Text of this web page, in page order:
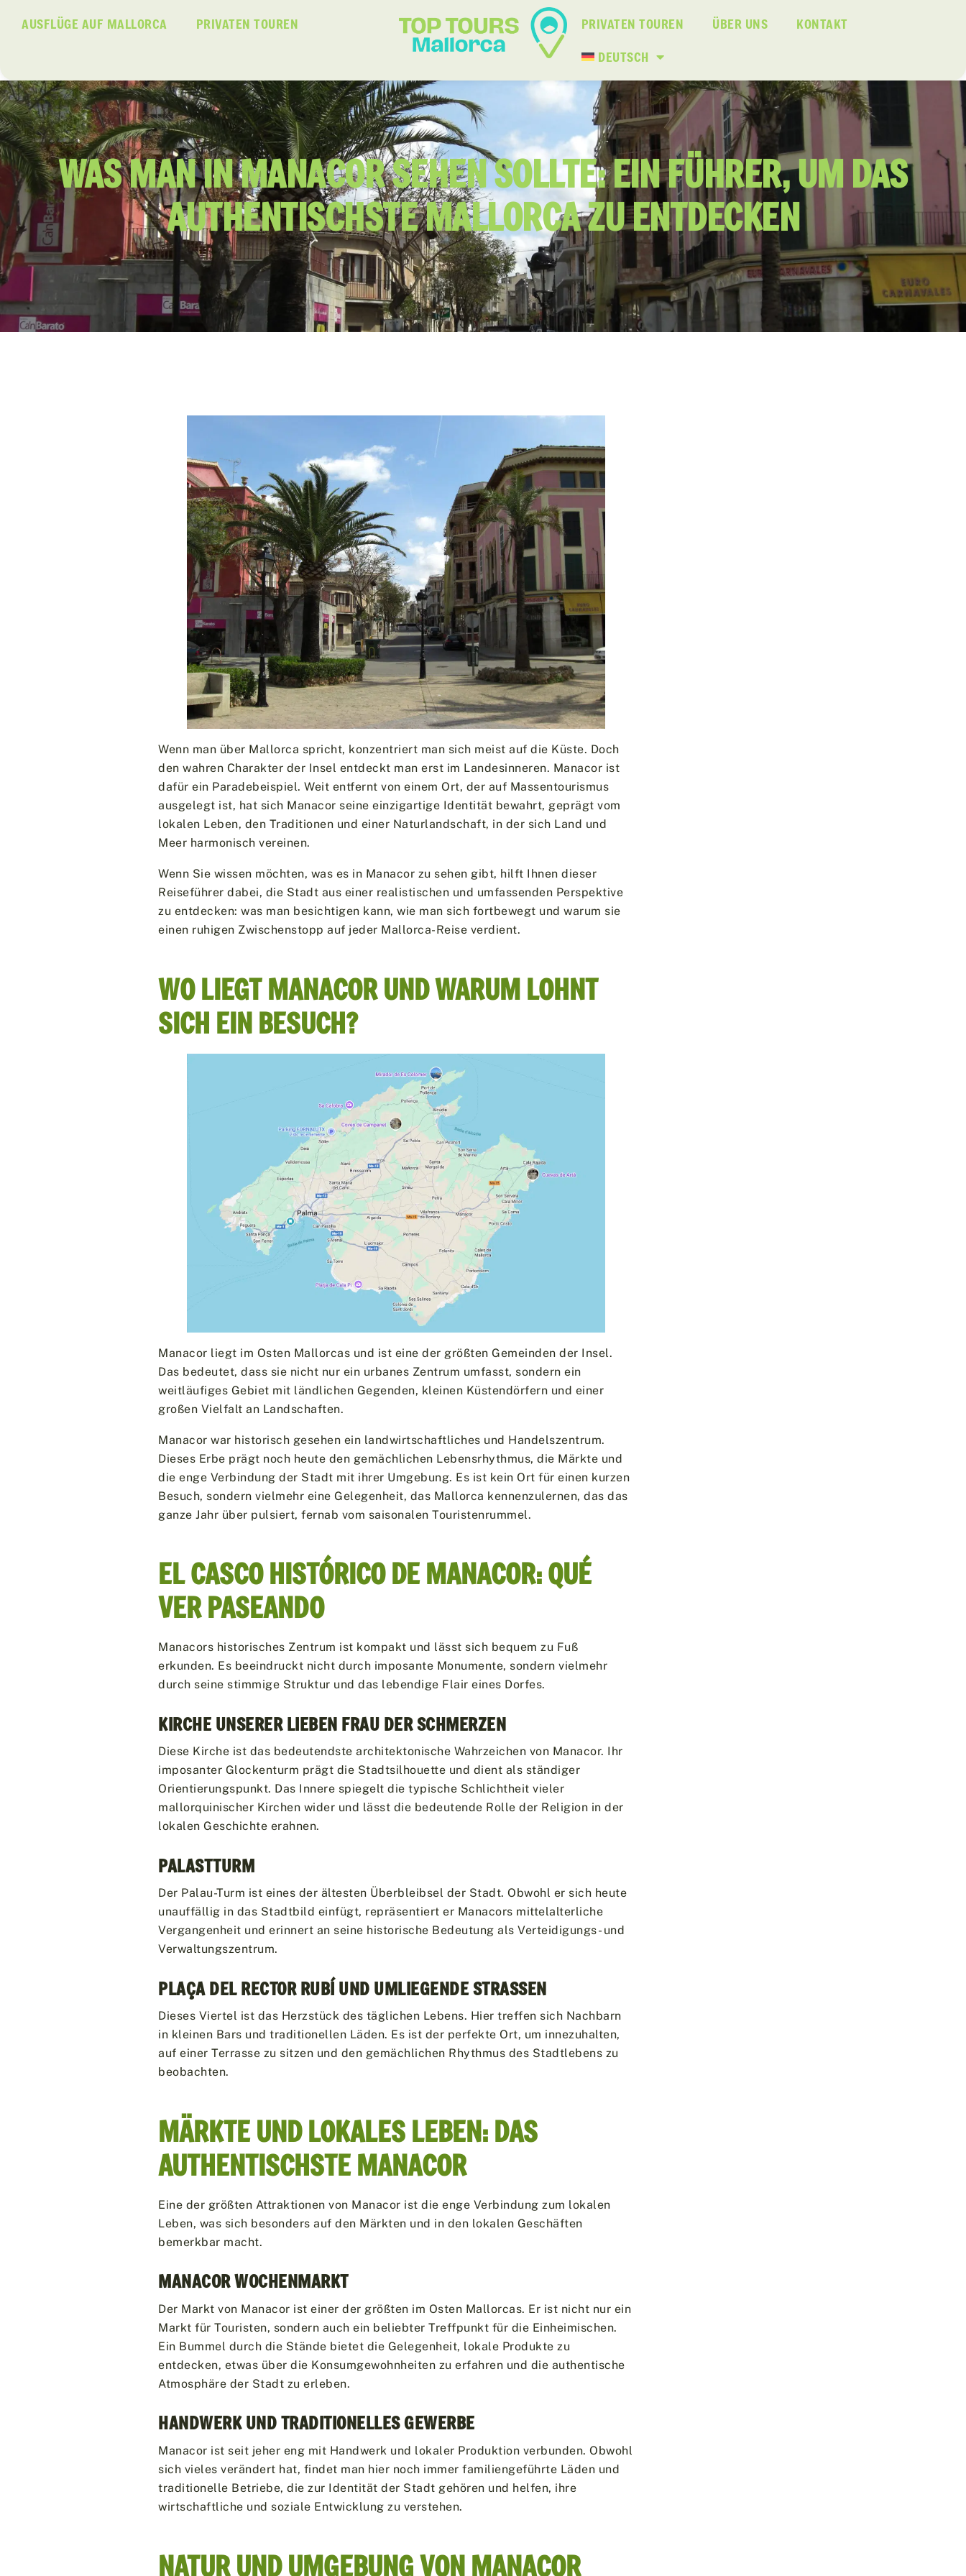
AUSFLÜGE AUF MALLORCA PRIVATEN TOUREN PRIVATEN TOUREN ÜBER UNS
KONTAKT
DEUTSCH
WAS MAN IN MANACOR SEHEN SOLLTE: EIN FÜHRER, UM DAS
AUTHENTISCHSTE MALLORCA ZU ENTDECKEN
Wenn man über Mallorca spricht, konzentriert man sich meist auf die Küste. Doch
den wahren Charakter der Insel entdeckt man erst im Landesinneren. Manacor ist
dafür ein Paradebeispiel. Weit entfernt von einem Ort, der auf Massentourismus
ausgelegt ist, hat sich Manacor seine einzigartige Identität bewahrt, geprägt vom
lokalen Leben, den Traditionen und einer Naturlandschaft, in der sich Land und
Meer harmonisch vereinen.
Wenn Sie wissen möchten, was es in Manacor zu sehen gibt, hilft Ihnen dieser
Reiseführer dabei, die Stadt aus einer realistischen und umfassenden Perspektive
zu entdecken: was man besichtigen kann, wie man sich fortbewegt und warum sie
einen ruhigen Zwischenstopp auf jeder Mallorca-Reise verdient.
WO LIEGT MANACOR UND WARUM LOHNT
SICH EIN BESUCH?
Manacor liegt im Osten Mallorcas und ist eine der größten Gemeinden der Insel.
Das bedeutet, dass sie nicht nur ein urbanes Zentrum umfasst, sondern ein
weitläufiges Gebiet mit ländlichen Gegenden, kleinen Küstendörfern und einer
großen Vielfalt an Landschaften.
Manacor war historisch gesehen ein landwirtschaftliches und Handelszentrum.
Dieses Erbe prägt noch heute den gemächlichen Lebensrhythmus, die Märkte und
die enge Verbindung der Stadt mit ihrer Umgebung. Es ist kein Ort für einen kurzen
Besuch, sondern vielmehr eine Gelegenheit, das Mallorca kennenzulernen, das das
ganze Jahr über pulsiert, fernab vom saisonalen Touristenrummel.
EL CASCO HISTÓRICO DE MANACOR: QUÉ
VER PASEANDO
Manacors historisches Zentrum ist kompakt und lässt sich bequem zu Fuß
erkunden. Es beeindruckt nicht durch imposante Monumente, sondern vielmehr
durch seine stimmige Struktur und das lebendige Flair eines Dorfes.
KIRCHE UNSERER LIEBEN FRAU DER SCHMERZEN
Diese Kirche ist das bedeutendste architektonische Wahrzeichen von Manacor. Ihr
imposanter Glockenturm prägt die Stadtsilhouette und dient als ständiger
Orientierungspunkt. Das Innere spiegelt die typische Schlichtheit vieler
mallorquinischer Kirchen wider und lässt die bedeutende Rolle der Religion in der
lokalen Geschichte erahnen.
PALASTTURM
Der Palau-Turm ist eines der ältesten Überbleibsel der Stadt. Obwohl er sich heute
unauffällig in das Stadtbild einfügt, repräsentiert er Manacors mittelalterliche
Vergangenheit und erinnert an seine historische Bedeutung als Verteidigungs- und
Verwaltungszentrum.
PLAÇA DEL RECTOR RUBÍ UND UMLIEGENDE STRASSEN
Dieses Viertel ist das Herzstück des täglichen Lebens. Hier treffen sich Nachbarn
in kleinen Bars und traditionellen Läden. Es ist der perfekte Ort, um innezuhalten,
auf einer Terrasse zu sitzen und den gemächlichen Rhythmus des Stadtlebens zu
beobachten.
MÄRKTE UND LOKALES LEBEN: DAS
AUTHENTISCHSTE MANACOR
Eine der größten Attraktionen von Manacor ist die enge Verbindung zum lokalen
Leben, was sich besonders auf den Märkten und in den lokalen Geschäften
bemerkbar macht.
MANACOR WOCHENMARKT
Der Markt von Manacor ist einer der größten im Osten Mallorcas. Er ist nicht nur ein
Markt für Touristen, sondern auch ein beliebter Treffpunkt für die Einheimischen.
Ein Bummel durch die Stände bietet die Gelegenheit, lokale Produkte zu
entdecken, etwas über die Konsumgewohnheiten zu erfahren und die authentische
Atmosphäre der Stadt zu erleben.
HANDWERK UND TRADITIONELLES GEWERBE
Manacor ist seit jeher eng mit Handwerk und lokaler Produktion verbunden. Obwohl
sich vieles verändert hat, findet man hier noch immer familiengeführte Läden und
traditionelle Betriebe, die zur Identität der Stadt gehören und helfen, ihre
wirtschaftliche und soziale Entwicklung zu verstehen.
NATUR UND UMGEBUNG VON MANACOR